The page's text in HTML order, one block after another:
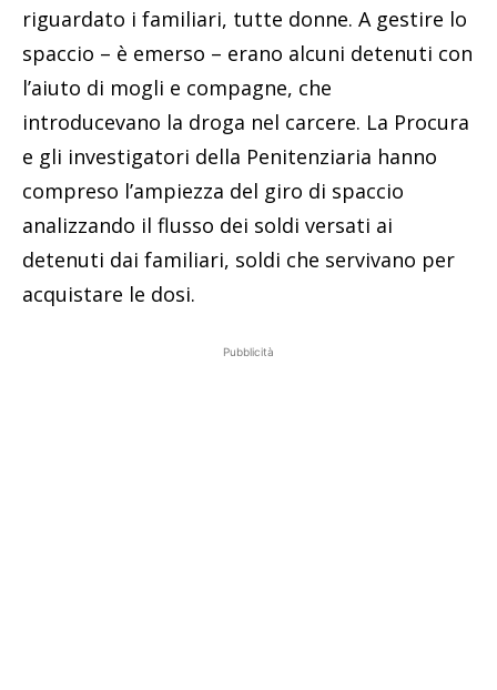
riguardato i familiari, tutte donne. A gestire lo
spaccio – è emerso – erano alcuni detenuti con
l’aiuto di mogli e compagne, che
introducevano la droga nel carcere. La Procura
e gli investigatori della Penitenziaria hanno
compreso l’ampiezza del giro di spaccio
analizzando il flusso dei soldi versati ai
detenuti dai familiari, soldi che servivano per
acquistare le dosi.
Pubblicità